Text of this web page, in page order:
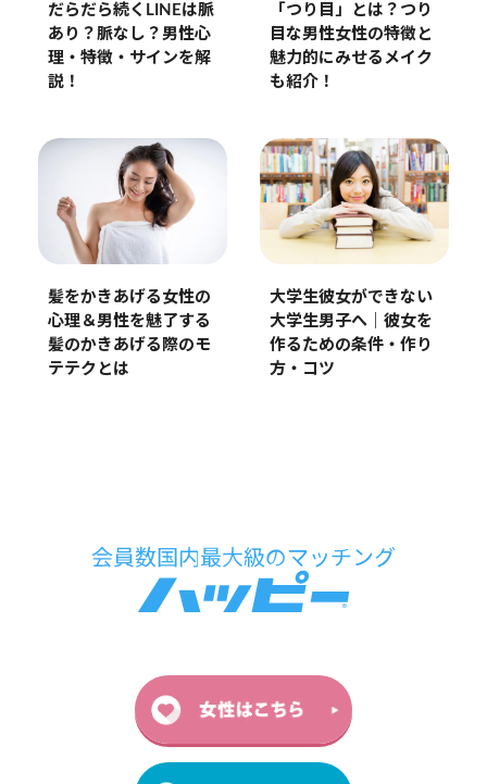
だらだら続くLINEは脈
あり？脈なし？男性心
理・特徴・サインを解
説！
「つり目」とは？つり
目な男性女性の特徴と
魅力的にみせるメイク
も紹介！
髪をかきあげる女性の
心理＆男性を魅了する
髪のかきあげる際のモ
テテクとは
大学生彼女ができない
大学生男子へ｜彼女を
作るための条件・作り
方・コツ